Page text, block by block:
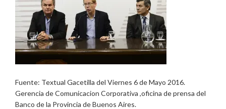
Fuente: Textual Gacetilla del Viernes 6 de Mayo 2016.
Gerencia de Comunicacion Corporativa ,oficina de prensa del
Banco de la Provincia de Buenos Aires.